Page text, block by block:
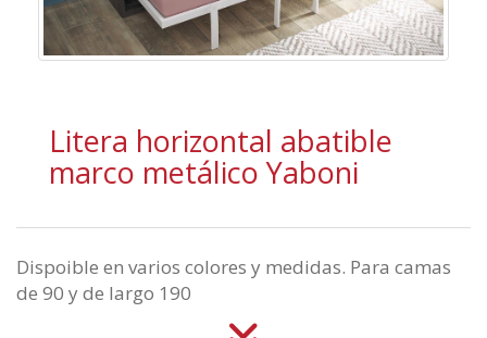
Litera horizontal abatible
marco metálico Yaboni
Dispoible en varios colores y medidas. Para camas
de 90 y de largo 190